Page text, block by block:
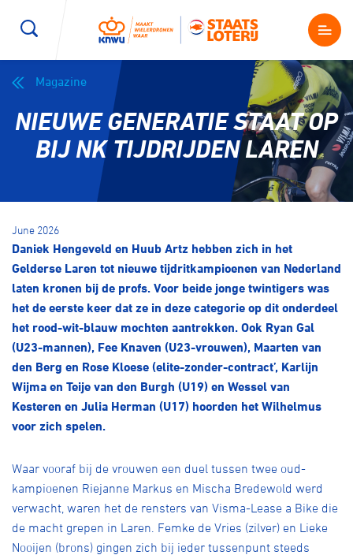
Kenniscentrum
Magazine
Nieuws
Shop
Producten en diensten
Contact
Over ons
Lid worden
Magazine
NIEUWE GENERATIE STAAT OP
BIJ NK TIJDRIJDEN LAREN
June 2026
Daniek Hengeveld en Huub Artz hebben zich in het
Gelderse Laren tot nieuwe tijdritkampioenen van Nederland
laten kronen bij de profs. Voor beide jonge twintigers was
het de eerste keer dat ze in deze categorie op dit onderdeel
het rood-wit-blauw mochten aantrekken. Ook Ryan Gal
(U23-mannen), Fee Knaven (U23-vrouwen), Maarten van
den Berg en Rose Kloese (elite-zonder-contract’, Karlijn
Wijma en Teije van den Burgh (U19) en Wessel van
Kesteren en Julia Herman (U17) hoorden het Wilhelmus
voor zich spelen.
Waar vooraf bij de vrouwen een duel tussen twee oud-
kampioenen Riejanne Markus en Mischa Bredewold werd
verwacht, waren het de rensters van Visma-Lease a Bike die
de macht grepen in Laren. Femke de Vries (zilver) en Lieke
Nooijen (brons) gingen zich bij ieder tussenpunt steeds
Wegwielrennen Mountainbiken
E-Racing
Kunstwielrijden ID-Cycling
Baanwielrennen
BMX freestyle Gravel
Veldrijden Biketrial
Pumptrack Fixed gear